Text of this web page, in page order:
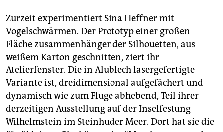
Zurzeit experimentiert Sina Heffner mit
Vogelschwärmen. Der Prototyp einer großen
Fläche zusammenhängender Silhouetten, aus
weißem Karton geschnitten, ziert ihr
Atelierfenster. Die in Alublech lasergefertigte
Variante ist, dreidimensional aufgefächert und
dynamisch wie zum Fluge abhebend, Teil ihrer
derzeitigen Ausstellung auf der Inselfestung
Wilhelmstein im Steinhuder Meer. Dort hat sie die